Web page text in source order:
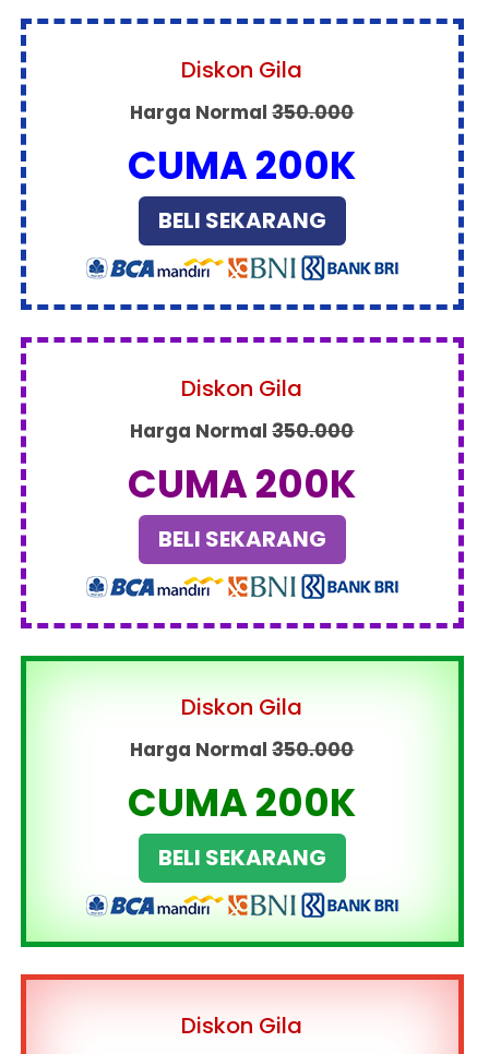
Diskon Gila
Harga Normal350.000
CUMA 200K
BELI SEKARANG
Diskon Gila
Harga Normal350.000
CUMA 200K
BELI SEKARANG
Diskon Gila
Harga Normal350.000
CUMA 200K
BELI SEKARANG
Diskon Gila